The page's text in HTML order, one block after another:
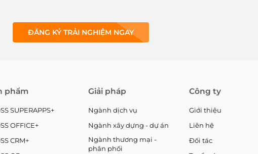
ĐĂNG KÝ TRẢI NGHIỆM NGAY
phẩm
SUPERAPPS+
OFFICE+
CRM+
Giải pháp
Ngành dịch vụ
Ngành xây dựng - dự án
Ngành thương mại -
phân phối
Công ty
Giới thiệu
Liên hệ
Đối tác